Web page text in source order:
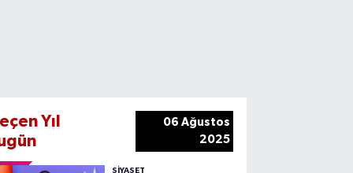
Yıl
06 Ağustos
2025
SIYASET